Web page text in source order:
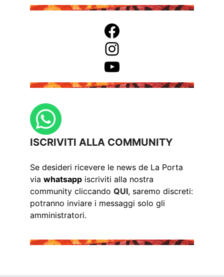
Facebook
Instagram
YouTube
ISCRIVITI ALLA COMMUNITY
Se desideri ricevere le news de La Porta
via whatsapp iscriviti alla nostra
community cliccando QUI, saremo discreti:
potranno inviare i messaggi solo gli
amministratori.